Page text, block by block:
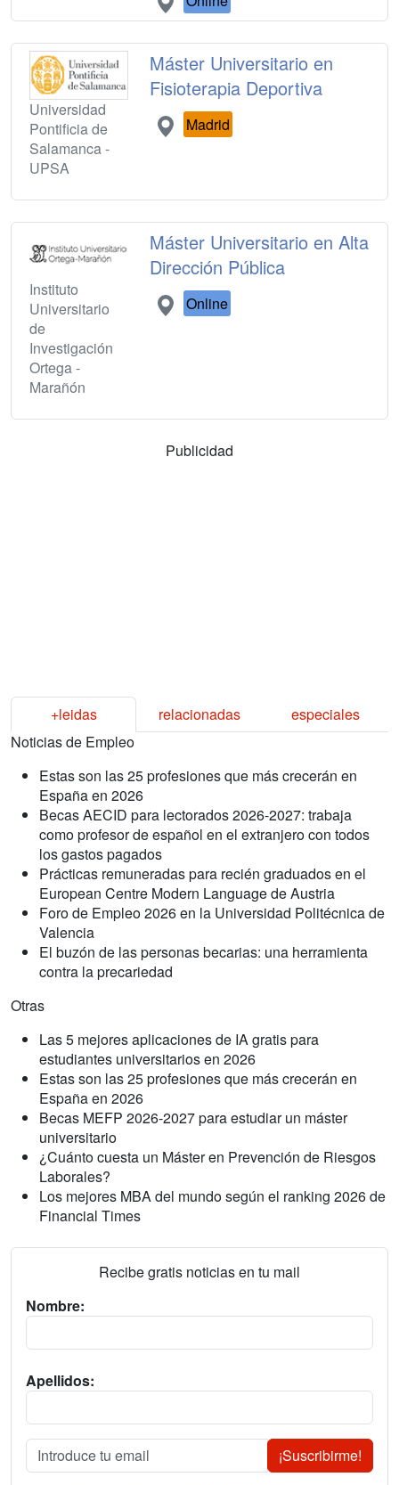
Universidad
Pontificia de
Salamanca -
UPSA
Máster Universitario en
Fisioterapia Deportiva
Madrid
Instituto
Universitario
de
Investigación
Ortega -
Marañón
Máster Universitario en Alta
Dirección Pública
Online
Publicidad
+leidas relacionadas
especiales
Noticias de Empleo
Estas son las 25 profesiones que más crecerán en
España en 2026
Becas AECID para lectorados 2026-2027: trabaja
como profesor de español en el extranjero con todos
los gastos pagados
Prácticas remuneradas para recién graduados en el
European Centre Modern Language de Austria
Foro de Empleo 2026 en la Universidad Politécnica de
Valencia
El buzón de las personas becarias: una herramienta
contra la precariedad
Otras
Las 5 mejores aplicaciones de IA gratis para
estudiantes universitarios en 2026
Estas son las 25 profesiones que más crecerán en
España en 2026
Becas MEFP 2026-2027 para estudiar un máster
universitario
¿Cuánto cuesta un Máster en Prevención de Riesgos
Laborales?
Los mejores MBA del mundo según el ranking 2026 de
Financial Times
Recibe gratis noticias en tu mail
Nombre:
Apellidos:
¡Suscribirme!